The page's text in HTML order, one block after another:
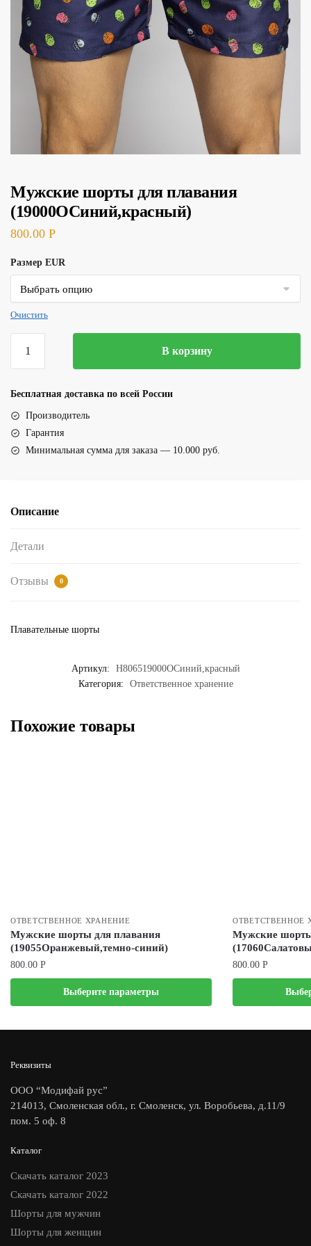
Мужские шорты для плавания
(19000ОСиний,красный)
800.00 Р
Размер EUR
Очистить
товара
шорты
плавания
(19000ОСиний,красный)
В корзину
Бесплатная доставка по всей России
Производитель
Гарантия
Минимальная сумма для заказа — 10.000 руб.
Описание
Детали
Отзывы 0
Плавательные шорты
Артикул:
H806519000ОСиний,красный
Категория:
Ответственное хранение
Похожие товары
ОТВЕТСТВЕННОЕ ХРАНЕНИЕ
Мужские шорты для плавания
(19055Оранжевый,темно-синий)
800.00 Р
Выберите параметры
ОТВЕТСТВЕННОЕ
Мужские
800.00 Р
Реквизиты
ООО “Модифай рус”
214013, Смоленская обл., г. Смоленск, ул. Воробьева, д.11/9
пом. 5 оф. 8
Каталог
Скачать каталог 2023
Скачать каталог 2022
Шорты для мужчин
Шорты для женщин